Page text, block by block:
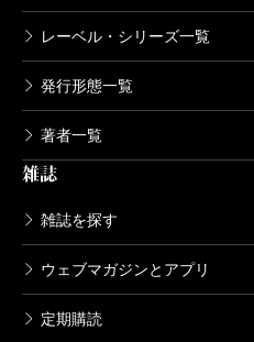
レーベル・シリーズ一覧
発行形態一覧
著者一覧
雑誌
雑誌を探す
ウェブマガジンとアプリ
定期購読